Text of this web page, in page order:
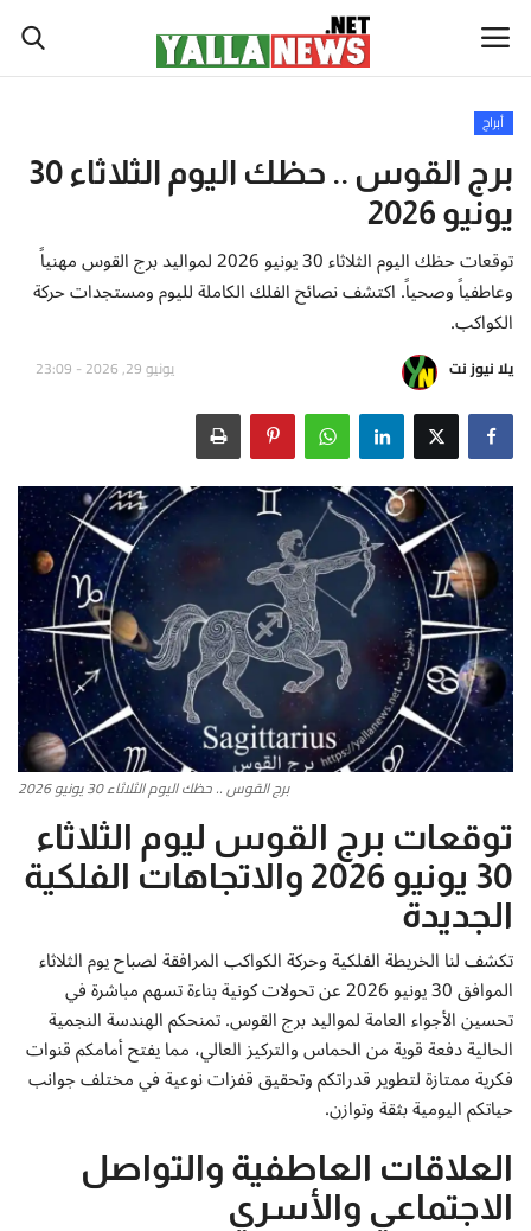
أخبار العالم
أخبار الوطن العربي
سياسة واقتصاد
رياضة
تكنولوجيا وعلوم
صحة ولياقة
أطباق من المطابخ العربية
سياحة وسفر
منوعات عامة
جاليري الفن التشكيلي
من نحن
سياسة الخصوصية
البنود والشروط
رئيس التحرير
إتصل بنا
أبراج
برج القوس .. حظك اليوم الثلاثاء 30
يونيو 2026
توقعات حظك اليوم الثلاثاء 30 يونيو 2026 لمواليد برج القوس مهنياً
وعاطفياً وصحياً. اكتشف نصائح الفلك الكاملة لليوم ومستجدات حركة
الكواكب.
يلا نيوز نت يونيو 29, 2026 - 23:09
برج القوس .. حظك اليوم الثلاثاء 30 يونيو 2026
توقعات برج القوس ليوم الثلاثاء
30 يونيو 2026 والاتجاهات الفلكية
الجديدة
تكشف لنا الخريطة الفلكية وحركة الكواكب المرافقة لصباح يوم الثلاثاء
الموافق 30 يونيو 2026 عن تحولات كونية بناءة تسهم مباشرة في
تحسين الأجواء العامة لمواليد برج القوس. تمنحكم الهندسة النجمية
الحالية دفعة قوية من الحماس والتركيز العالي، مما يفتح أمامكم قنوات
فكرية ممتازة لتطوير قدراتكم وتحقيق قفزات نوعية في مختلف جوانب
حياتكم اليومية بثقة وتوازن.
العلاقات العاطفية والتواصل
الاجتماعي والأسري